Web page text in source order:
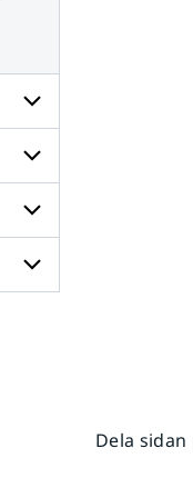
Undersidor
för
Radar
och
satellit
Undersidor
för
Väder
till
havs
Undersidor
för
Dela sidan